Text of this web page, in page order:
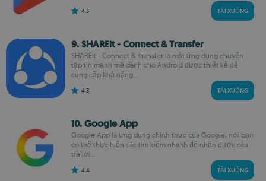
4.3 TẢI XUỐNG
9. SHAREit - Connect & Transfer
SHAREit - Connect & Transfer là một ứng dụng chuyển
tập tin mạnh mẽ dành cho Android được thiết kế để
cung cấp khả năng...
4.3 TẢI XUỐNG
10. Google App
Google App là ứng dụng chính thức của Google, nơi bạn
có thể thực hiện các tìm kiếm nhanh để nhận được câu
trả lời...
4.4 TẢI XUỐNG